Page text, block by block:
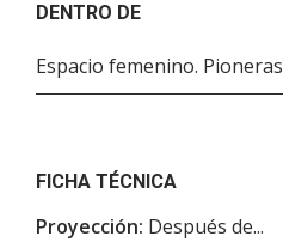
DENTRO DE
Espacio femenino. Pioneras
FICHA TÉCNICA
Proyección: Después de...